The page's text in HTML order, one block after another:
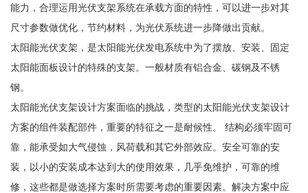
能力，合理运用光伏支架系统在承载方面的特性，可以进一步对其
尺寸参数做优化，节约材料，为光伏系统进一步降做出贡献。
太阳能光伏支架，是太阳能光伏发电系统中为了摆放、安装、固定
太阳能面板设计的特殊的支架。一般材质有铝合金、碳钢及不锈
钢。
太阳能光伏支架设计方案面临的挑战，类型的太阳能光伏支架设计
方案的组件装配部件，重要的特征之一是耐候性。 结构必须牢固可
靠，能承受如大气侵蚀，风荷载和其它外部效应。安全可靠的安
装，以小的安装成本达到大的使用效果，几乎免维护，可靠的维
修，这些都是做选择方案时所需要考虑的重要因素。解决方案中应